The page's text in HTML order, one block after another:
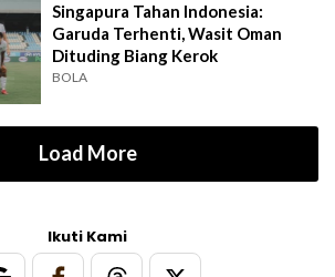
Singapura Tahan Indonesia:
Garuda Terhenti, Wasit Oman
Dituding Biang Kerok
BOLA
Load More
Ikuti Kami